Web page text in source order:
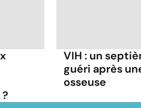
VIH : un
guéri après
osseuse